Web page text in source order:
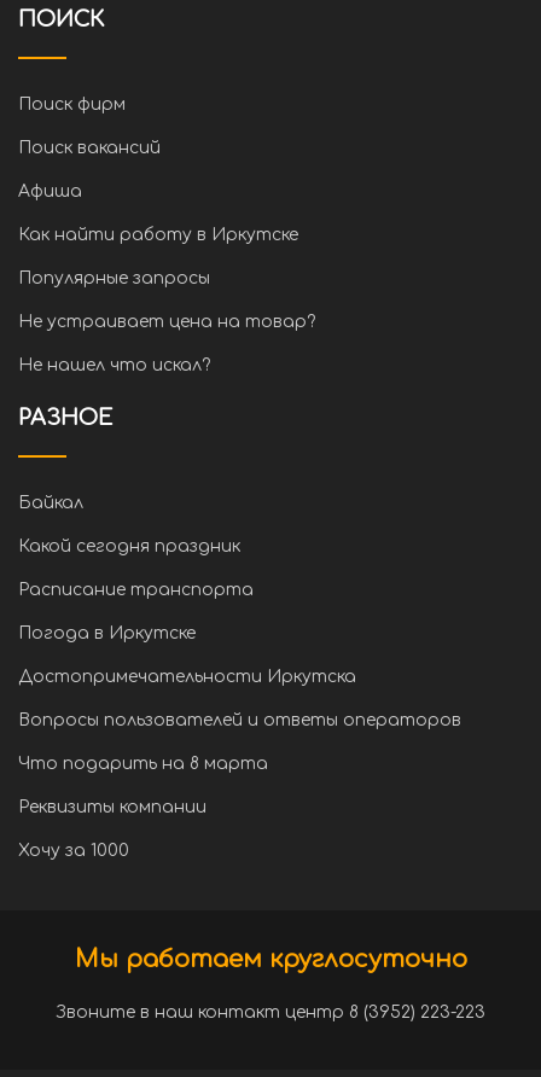
ПОИСК
Поиск фирм
Поиск вакансий
Афиша
Как найти работу в Иркутске
Популярные запросы
Не устраивает цена на товар?
Не нашел что искал?
РАЗНОЕ
Байкал
Какой сегодня праздник
Расписание транспорта
Погода в Иркутске
Достопримечательности Иркутска
Вопросы пользователей и ответы операторов
Что подарить на 8 марта
Реквизиты компании
Хочу за 1000
Мы работаем круглосуточно
Звоните в наш контакт центр 8 (3952) 223-223